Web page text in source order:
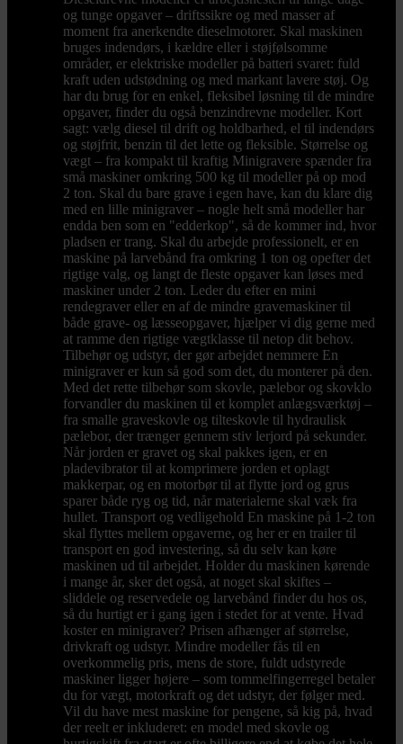
og tunge opgaver – driftssikre og med masser af
moment fra anerkendte dieselmotorer. Skal maskinen
bruges indendørs, i kældre eller i støjfølsomme
områder, er elektriske modeller på batteri svaret: fuld
kraft uden udstødning og med markant lavere støj. Og
har du brug for en enkel, fleksibel løsning til de mindre
opgaver, finder du også benzindrevne modeller. Kort
sagt: vælg diesel til drift og holdbarhed, el til indendørs
og støjfrit, benzin til det lette og fleksible. Størrelse og
vægt – fra kompakt til kraftig Minigravere spænder fra
små maskiner omkring 500 kg til modeller på op mod
2 ton. Skal du bare grave i egen have, kan du klare dig
med en lille minigraver – nogle helt små modeller har
endda ben som en "edderkop", så de kommer ind, hvor
pladsen er trang. Skal du arbejde professionelt, er en
maskine på larvebånd fra omkring 1 ton og opefter det
rigtige valg, og langt de fleste opgaver kan løses med
maskiner under 2 ton. Leder du efter en mini
rendegraver eller en af de mindre gravemaskiner til
både grave- og læsseopgaver, hjælper vi dig gerne med
at ramme den rigtige vægtklasse til netop dit behov.
Tilbehør og udstyr, der gør arbejdet nemmere En
minigraver er kun så god som det, du monterer på den.
Med det rette tilbehør som skovle, pælebor og skovklo
forvandler du maskinen til et komplet anlægsværktøj –
fra smalle graveskovle og tilteskovle til hydraulisk
pælebor, der trænger gennem stiv lerjord på sekunder.
Når jorden er gravet og skal pakkes igen, er en
pladevibrator til at komprimere jorden et oplagt
makkerpar, og en motorbør til at flytte jord og grus
sparer både ryg og tid, når materialerne skal væk fra
hullet. Transport og vedligehold En maskine på 1-2 ton
skal flyttes mellem opgaverne, og her er en trailer til
transport en god investering, så du selv kan køre
maskinen ud til arbejdet. Holder du maskinen kørende
i mange år, sker det også, at noget skal skiftes –
sliddele og reservedele og larvebånd finder du hos os,
så du hurtigt er i gang igen i stedet for at vente. Hvad
koster en minigraver? Prisen afhænger af størrelse,
drivkraft og udstyr. Mindre modeller fås til en
overkommelig pris, mens de store, fuldt udstyrede
maskiner ligger højere – som tommelfingerregel betaler
du for vægt, motorkraft og det udstyr, der følger med.
Vil du have mest maskine for pengene, så kig på, hvad
der reelt er inkluderet: en model med skovle og